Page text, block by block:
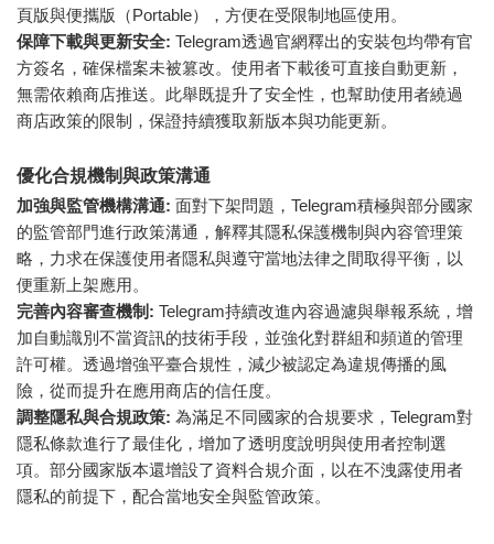
頁版與便攜版（Portable），方便在受限制地區使用。
保障下載與更新安全: Telegram透過官網釋出的安裝包均帶有官
方簽名，確保檔案未被篡改。使用者下載後可直接自動更新，
無需依賴商店推送。此舉既提升了安全性，也幫助使用者繞過
商店政策的限制，保證持續獲取新版本與功能更新。
優化合規機制與政策溝通
加強與監管機構溝通: 面對下架問題，Telegram積極與部分國家
的監管部門進行政策溝通，解釋其隱私保護機制與內容管理策
略，力求在保護使用者隱私與遵守當地法律之間取得平衡，以
便重新上架應用。
完善內容審查機制: Telegram持續改進內容過濾與舉報系統，增
加自動識別不當資訊的技術手段，並強化對群組和頻道的管理
許可權。透過增強平臺合規性，減少被認定為違規傳播的風
險，從而提升在應用商店的信任度。
調整隱私與合規政策: 為滿足不同國家的合規要求，Telegram對
隱私條款進行了最佳化，增加了透明度說明與使用者控制選
項。部分國家版本還增設了資料合規介面，以在不洩露使用者
隱私的前提下，配合當地安全與監管政策。